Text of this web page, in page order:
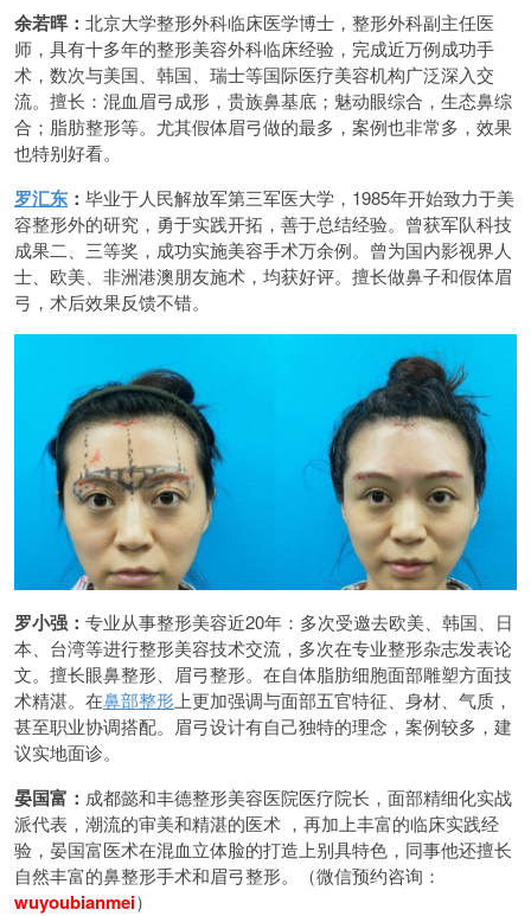
余若晖： 北京大学整形外科临床医学博士，整形外科副主任医
师，具有十多年的整形美容外科临床经验，完成近万例成功手
术，数次与美国、韩国、瑞士等国际医疗美容机构广泛深入交
流。擅长：混血眉弓成形，贵族鼻基底；魅动眼综合，生态鼻综
合；脂肪整形等。尤其假体眉弓做的最多，案例也非常多，效果
也特别好看。
罗汇东 ： 毕业于人民解放军第三军医大学，1985年开始致力于美
容整形外的研究，勇于实践开拓，善于总结经验。曾获军队科技
成果二、三等奖，成功实施美容手术万余例。曾为国内影视界人
士、欧美、非洲港澳朋友施术，均获好评。擅长做鼻子和假体眉
弓，术后效果反馈不错。
罗小强： 专业从事整形美容近20年：多次受邀去欧美、韩国、日
本、台湾等进行整形美容技术交流，多次在专业整形杂志发表论
文。擅长眼鼻整形、眉弓整形。在自体脂肪细胞面部雕塑方面技
术精湛。在鼻部整形 上更加强调与面部五官特征、身材、气质，
甚至职业协调搭配。眉弓设计有自己独特的理念，案例较多，建
议实地面诊。
晏国富： 成都懿和丰德整形美容医院医疗院长，面部精细化实战
派代表，潮流的审美和精湛的医术 ，再加上丰富的临床实践经
验，晏国富医术在混血立体脸的打造上别具特色，同事他还擅长
自然丰富的鼻整形手术和眉弓整形。（微信预约咨询：
wuyoubianmei）